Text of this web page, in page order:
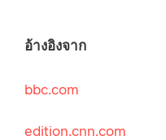
อ้างอิงจาก
bbc.com
edition.cnn.com